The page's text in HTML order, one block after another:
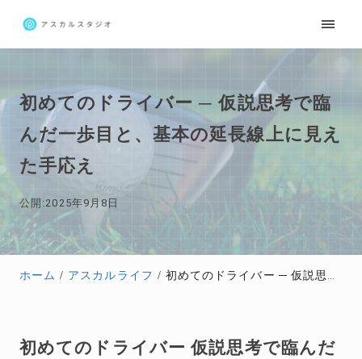
初めてのドライバー ─ 仮説思考で臨
んだ一歩目と、基本の延長線上に見え
た手応え
公開:2025年9月8日
ホーム アスカルライフ 初めてのドライバー ─ 仮説思考で臨んだ一歩目と、基本の延長線上に見えた手応え
初めてのドライバー 仮説思考で臨んだ